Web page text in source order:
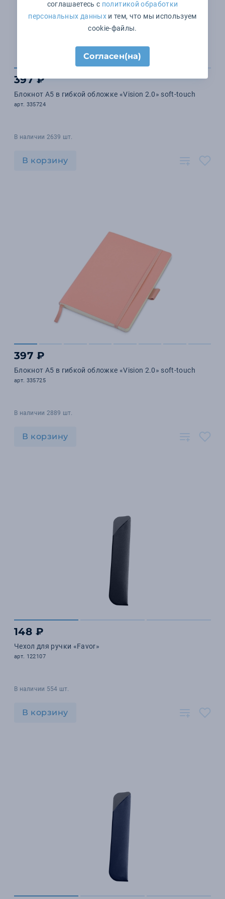
397 ₽
Блокнот А5 в гибкой обложке «Vision 2.0» soft-touch
арт. 335724
В наличии 2639 шт.
В корзину
397 ₽
Блокнот А5 в гибкой обложке «Vision 2.0» soft-touch
арт. 335725
В наличии 2889 шт.
В корзину
148 ₽
Чехол для ручки «Favor»
арт. 122107
В наличии 554 шт.
В корзину
соглашаетесь с политикой обработки
персональных данныхи тем, что мы используем
cookie-файлы.
Согласен(на)